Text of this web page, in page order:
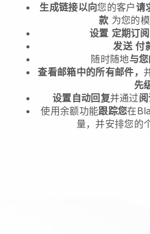
生成链接以向您的客户请
款 为您的
设置 定期订阅
发送 付
随时随地与
查看邮箱中的所有邮件，
先
设置自动回复并通过
使用余额功能跟踪您在
量，并安排您的